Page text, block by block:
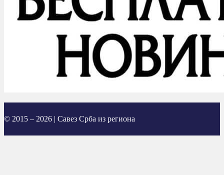
© 2015 – 2026 | Савез Срба из региона